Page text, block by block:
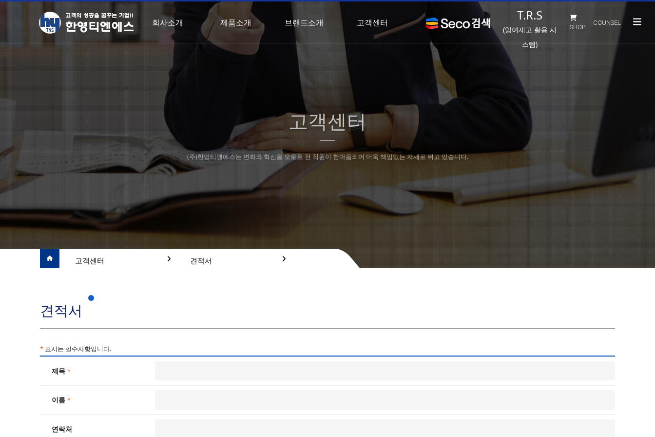
회사소개 제품소개 브랜드소개 고객센터 T.R.S
(잉여재고 활용 시
스템)
SHOP
COUNSEL
고객센터
(주)한영티엔에스는 변화와 혁신을 모토로 전 직원이 한마음되어 더욱 책임있는 자세로 뛰고 있습니다.
고객센터 견적서
견적서
* 표시는 필수사항입니다.
제목 *
이름 *
연락처